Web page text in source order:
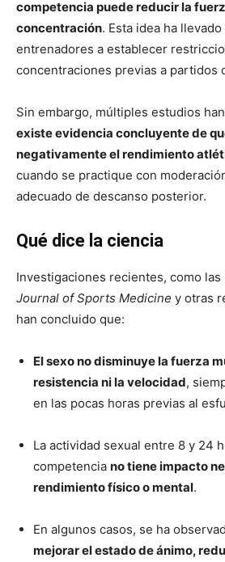
competencia puede reducir la
concentración. Esta idea ha
entrenadores a establecer
concentraciones previas a partidos
Sin embargo, múltiples estudios
existe evidencia concluyente de
negativamente el rendimiento
cuando se practique con
adecuado de descanso posterior.
Qué dice la ciencia
Investigaciones recientes, como las
Journal of Sports Medicine y otras
han concluido que:
El sexo no disminuye la fuerza
resistencia ni la velocidad,
en las pocas horas previas al
La actividad sexual entre 8 y 24
competencia no tiene impacto
rendimiento físico o mental.
En algunos casos, se ha
mejorar el estado de ánimo,